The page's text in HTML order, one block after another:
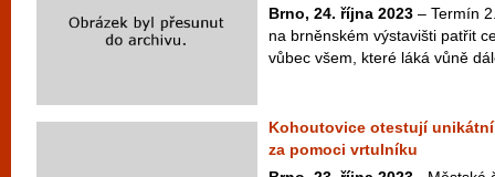
Brno, 24. října 2023 – Termín
na brněnském výstavišti patřit
vůbec všem, které láká vůně
Kohoutovice otestují
za pomoci vrtulníku